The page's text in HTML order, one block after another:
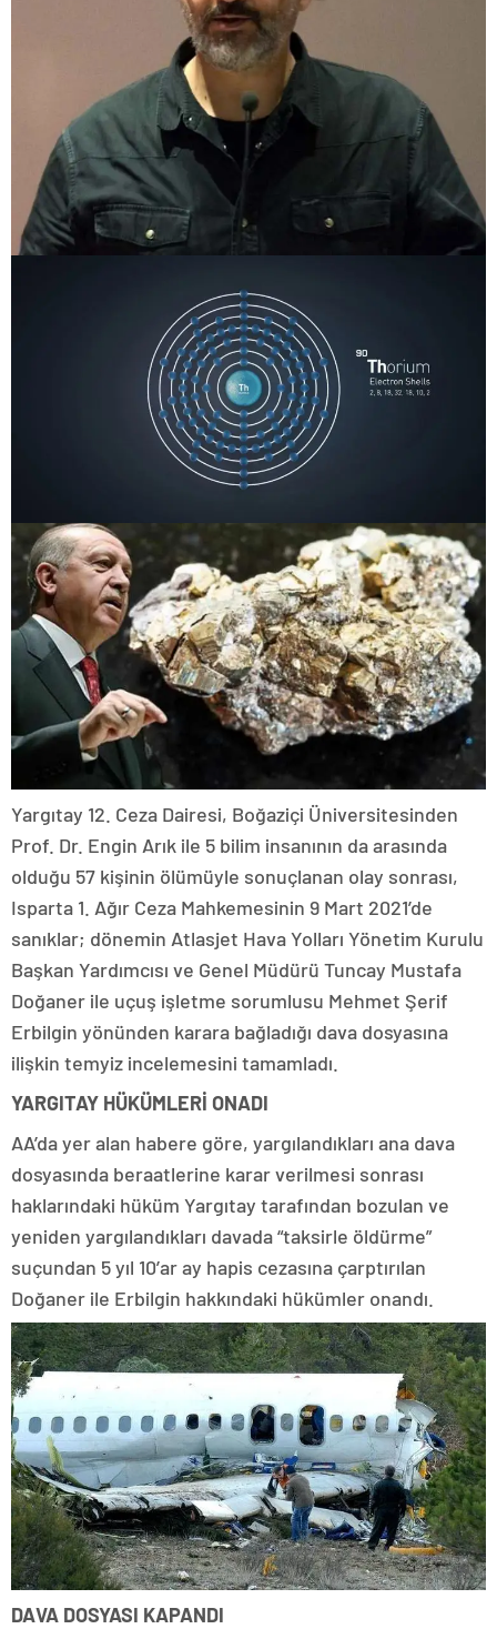
Yargıtay 12. Ceza Dairesi, Boğaziçi Üniversitesinden
Prof. Dr. Engin Arık ile 5 bilim insanının da arasında
olduğu 57 kişinin ölümüyle sonuçlanan olay sonrası,
Isparta 1. Ağır Ceza Mahkemesinin 9 Mart 2021’de
sanıklar; dönemin Atlasjet Hava Yolları Yönetim Kurulu
Başkan Yardımcısı ve Genel Müdürü Tuncay Mustafa
Doğaner ile uçuş işletme sorumlusu Mehmet Şerif
Erbilgin yönünden karara bağladığı dava dosyasına
ilişkin temyiz incelemesini tamamladı.
YARGITAY HÜKÜMLERİ ONADI
AA’da yer alan habere göre, yargılandıkları ana dava
dosyasında beraatlerine karar verilmesi sonrası
haklarındaki hüküm Yargıtay tarafından bozulan ve
yeniden yargılandıkları davada “taksirle öldürme”
suçundan 5 yıl 10’ar ay hapis cezasına çarptırılan
Doğaner ile Erbilgin hakkındaki hükümler onandı.
DAVA DOSYASI KAPANDI